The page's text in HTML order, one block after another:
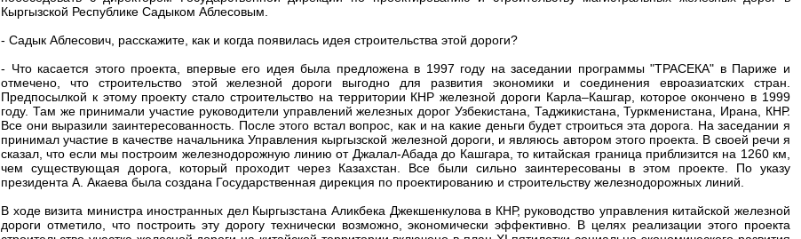
Кыргызской Республике Садыком Аблесовым.
- Садык Аблесович, расскажите, как и когда появилась идея строительства этой дороги?
- Что касается этого проекта, впервые его идея была предложена в 1997 году на заседании программы "ТРАСЕКА" в Париже и
отмечено, что строительство этой железной дороги выгодно для развития экономики и соединения евроазиатских стран.
Предпосылкой к этому проекту стало строительство на территории КНР железной дороги Карла–Кашгар, которое окончено в 1999
году. Там же принимали участие руководители управлений железных дорог Узбекистана, Таджикистана, Туркменистана, Ирана, КНР.
Все они выразили заинтересованность. После этого встал вопрос, как и на какие деньги будет строиться эта дорога. На заседании я
принимал участие в качестве начальника Управления кыргызской железной дороги, и являюсь автором этого проекта. В своей речи я
сказал, что если мы построим железнодорожную линию от Джалал-Абада до Кашгара, то китайская граница приблизится на 1260 км,
чем существующая дорога, который проходит через Казахстан. Все были сильно заинтересованы в этом проекте. По указу
президента А. Акаева была создана Государственная дирекция по проектированию и строительству железнодорожных линий.
В ходе визита министра иностранных дел Кыргызстана Аликбека Джекшенкулова в КНР, руководство управления китайской железной
дороги отметило, что построить эту дорогу технически возможно, экономически эффективно. В целях реализации этого проекта